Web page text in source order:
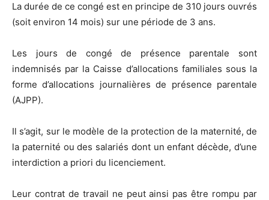
La durée de ce congé est en principe de 310 jours ouvrés
(soit environ 14 mois) sur une période de 3 ans.
Les jours de congé de présence parentale sont
indemnisés par la Caisse d’allocations familiales sous la
forme d’allocations journalières de présence parentale
(AJPP).
Il s’agit, sur le modèle de la protection de la maternité, de
la paternité ou des salariés dont un enfant décède, d’une
interdiction a priori du licenciement.
Leur contrat de travail ne peut ainsi pas être rompu par